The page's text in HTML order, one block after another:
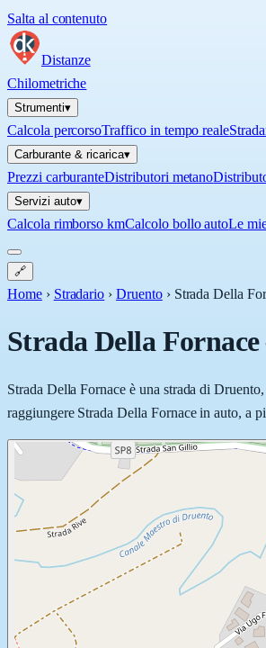
Salta al contenuto
Distanze
Chilometriche
Strumenti▾
Calcola percorsoTraffico in tempo reale
Carburante & ricarica▾
Prezzi carburanteDistributori metano
Servizi auto▾
Calcola rimborso kmCalcolo bollo autoLe
🔗
Home › Stradario › Druento › Strada Della
Strada Della Fornace
Strada Della Fornace è una strada di
raggiungere Strada Della Fornace in auto, a